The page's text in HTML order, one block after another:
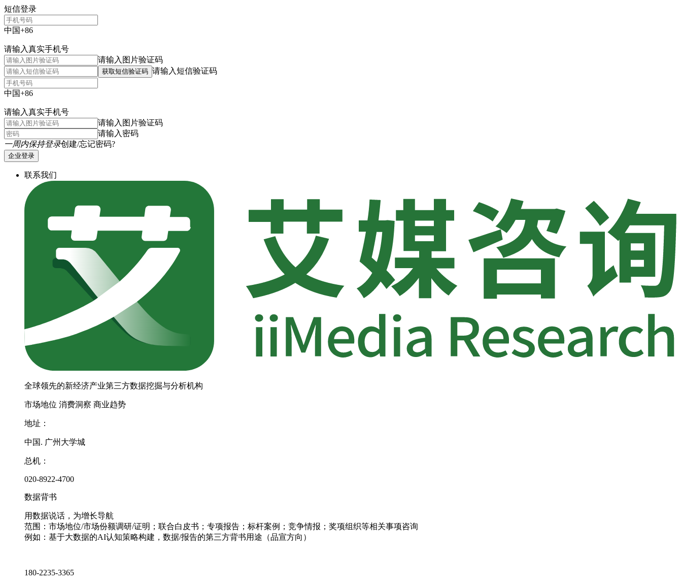
短信登录
中国+86
请输入真实手机号
请输入图片验证码
获取短信验证码 请输入短信验证码
中国+86
请输入真实手机号
请输入图片验证码
请输入密码
一周内保持登录创建/忘记密码?
企业登录
联系我们
全球领先的新经济产业第三方数据挖掘与分析机构
市场地位 消费洞察 商业趋势
地址：
中国. 广州大学城
总机：
020-8922-4700
数据背书
用数据说话，为增长导航
范围：市场地位/市场份额调研/证明；联合白皮书；专项报告；标杆案例；竞争情报；奖项组织等相关事项咨询
例如：基于大数据的AI认知策略构建，数据/报告的第三方背书用途（品宣方向）
180-2235-3365